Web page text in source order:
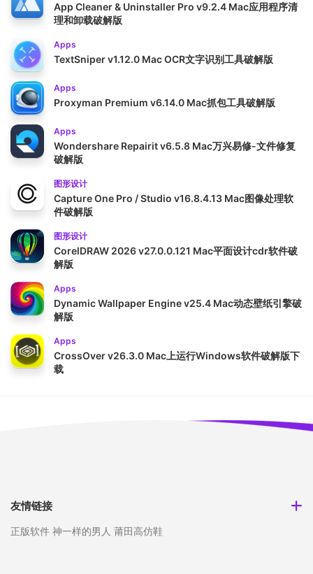
App Cleaner & Uninstaller Pro v9.2.4 Mac应用程序清
理和卸载破解版
Apps
TextSniper v1.12.0 Mac OCR文字识别工具破解版
Apps
Proxyman Premium v6.14.0 Mac抓包工具破解版
Apps
Wondershare Repairit v6.5.8 Mac万兴易修-文件修复
破解版
图形设计
Capture One Pro / Studio v16.8.4.13 Mac图像处理软
件破解版
图形设计
CorelDRAW 2026 v27.0.0.121 Mac平面设计cdr软件破
解版
Apps
Dynamic Wallpaper Engine v25.4 Mac动态壁纸引擎破
解版
Apps
CrossOver v26.3.0 Mac上运行Windows软件破解版下
载
友情链接
正版软件 神一样的男人 莆田高仿鞋